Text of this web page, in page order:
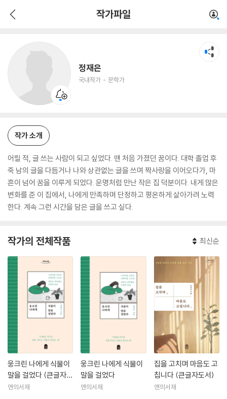
작가파일
정재은
국내작가 문학가
작가 소개
어릴 적, 글 쓰는 사람이 되고 싶었다. 맨 처음 가졌던 꿈이다. 대학 졸업 후
죽 남의 글을 다듬거나 나와 상관없는 글을 쓰며 짝사랑을 이어오다가, 마
흔이 넘어 꿈을 이루게 되었다. 운명처럼 만난 작은 집 덕분이다. 내게 많은
변화를 준 이 집에서, 나에게 만족하며 단정하고 평온하게 살아가려 노력
한다. 계속 그런 시간을 담은 글을 쓰고 싶다.
작가의 전체작품 최신순
웅크린 나에게 식물이
말을 걸었다 (큰글자도
서)
앤의서재
웅크린 나에게 식물이
말을 걸었다
앤의서재
집을 고치며 마음도 고
칩니다 (큰글자도서)
앤의서재